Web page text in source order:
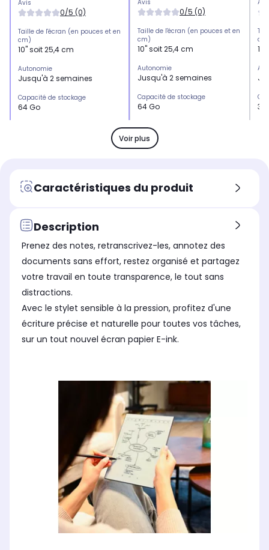
Avis
0/5 (0)
Taille de l'écran (en pouces et en
cm)
10" soit 25,4 cm
Autonomie
Jusqu'à 2 semaines
Capacité de stockage
64 Go
Résolution (en pixels)
1200 x 1600 pixels
blanc
200 pixels par pouce
Technologie de l'encre
e-Ink
Sens de lecture
Portrait
Ecran anti lumière bleue
Oui
Avis
0/5 (0)
Taille de l'écran (en pouces et en
cm)
10" soit 25,4 cm
Autonomie
Jusqu'à 2 semaines
Capacité de stockage
64 Go
Poids Net
430 g
Résolution (en pixels)
1200 x 1600 pixels
Technologie de l'encre
e-Ink
Sens de lecture
Ecran anti lumière bleue
32
Voir plus
Caractéristiques du produit
Description
Prenez des notes, retranscrivez-les, annotez des
documents sans effort, restez organisé et partagez
votre travail en toute transparence, le tout sans
distractions.
Avec le stylet sensible à la pression, profitez d'une
écriture précise et naturelle pour toutes vos tâches,
sur un tout nouvel écran papier E-ink.